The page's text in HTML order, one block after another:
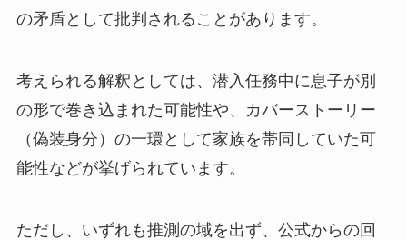
の矛盾として批判されることがあります。
考えられる解釈としては、潜入任務中に息子が別
の形で巻き込まれた可能性や、カバーストーリー
（偽装身分）の一環として家族を帯同していた可
能性などが挙げられています。
ただし、いずれも推測の域を出ず、公式からの回